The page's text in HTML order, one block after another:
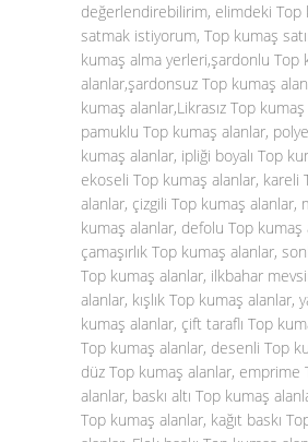
değerlendirebilirim, elimdeki Top
satmak istiyorum, Top kumaş
kumaş alma yerleri,şardonlu Top
alanlar,şardonsuz Top kumaş
kumaş alanlar,Likrasız Top
pamuklu Top kumaş alanlar,
kumaş alanlar, ipliği boyalı Top
ekoseli Top kumaş alanlar, kareli
alanlar, çizgili Top kumaş alanlar,
kumaş alanlar, defolu Top kumaş
çamaşırlık Top kumaş alanlar,
Top kumaş alanlar, ilkbahar
alanlar, kışlık Top kumaş alanlar,
kumaş alanlar, çift taraflı Top
Top kumaş alanlar, desenli Top
düz Top kumaş alanlar, emprime
alanlar, baskı altı Top kumaş
Top kumaş alanlar, kağıt baskı